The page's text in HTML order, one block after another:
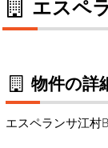
エスペ
物件の詳
エスペランサ江村